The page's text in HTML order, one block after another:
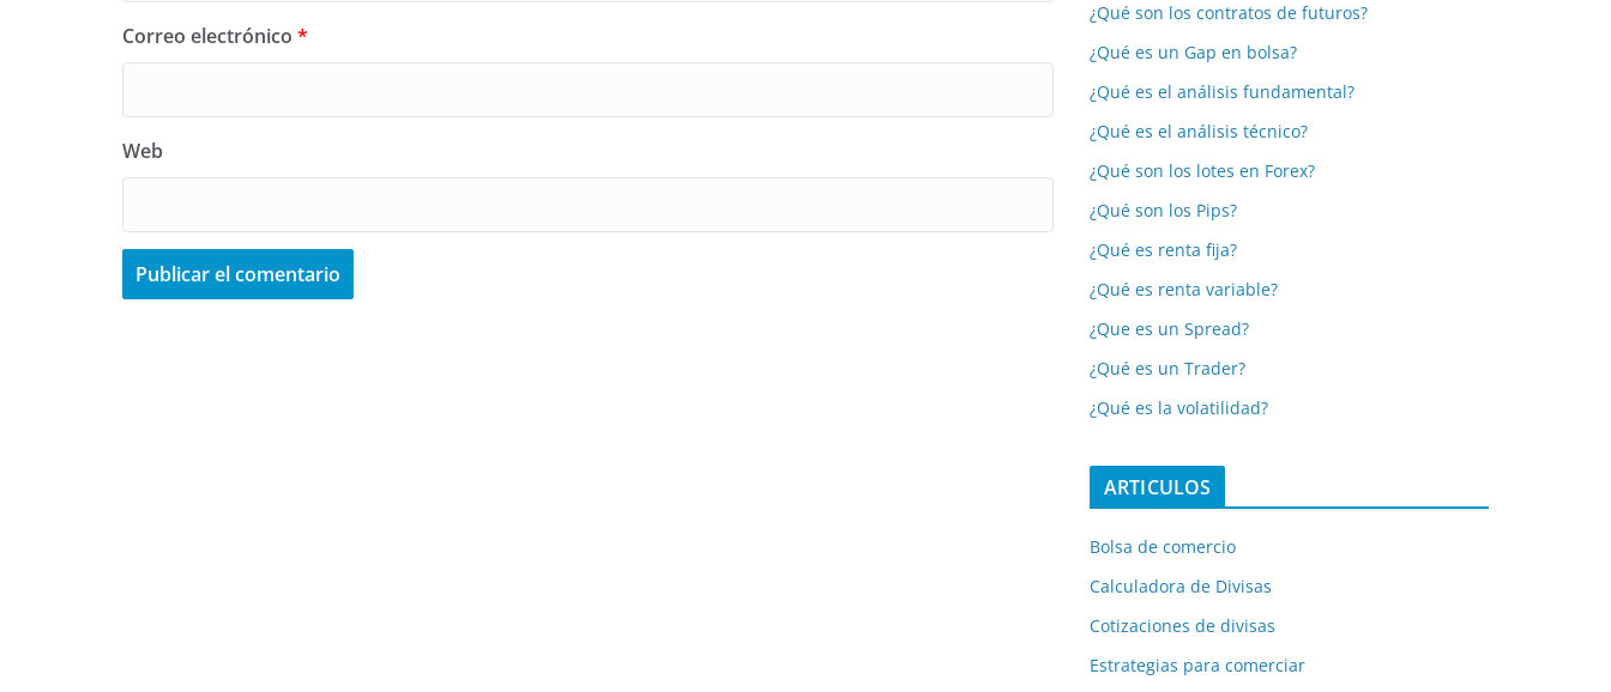
Correo electrónico *
Web
¿Qué son los contratos de futuros?
¿Qué es un Gap en bolsa?
¿Qué es el análisis fundamental?
¿Qué es el análisis técnico?
¿Qué son los lotes en Forex?
¿Qué son los Pips?
¿Qué es renta fija?
¿Qué es renta variable?
¿Que es un Spread?
¿Qué es un Trader?
¿Qué es la volatilidad?
ARTICULOS
Bolsa de comercio
Calculadora de Divisas
Cotizaciones de divisas
Estrategias para comerciar